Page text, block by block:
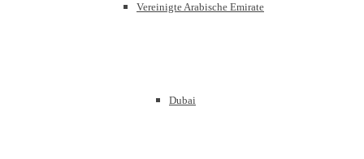
Vereinigte Arabische Emirate
Dubai